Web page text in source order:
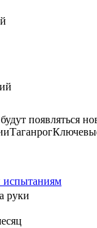
появляться
Таганрог
испытаниям
руки